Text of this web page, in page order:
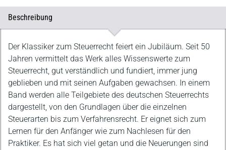
Beschreibung
Beschreibung
Der Klassiker zum Steuerrecht feiert ein Jubiläum. Seit 50
Jahren vermittelt das Werk alles Wissenswerte zum
Steuerrecht, gut verständlich und fundiert, immer jung
geblieben und mit seinen Aufgaben gewachsen. In einem
Band werden alle Teilgebiete des deutschen Steuerrechts
dargestellt, von den Grundlagen über die einzelnen
Steuerarten bis zum Verfahrensrecht. Er eignet sich zum
Lernen für den Anfänger wie zum Nachlesen für den
Praktiker. Es hat sich viel getan und die Neuerungen sind